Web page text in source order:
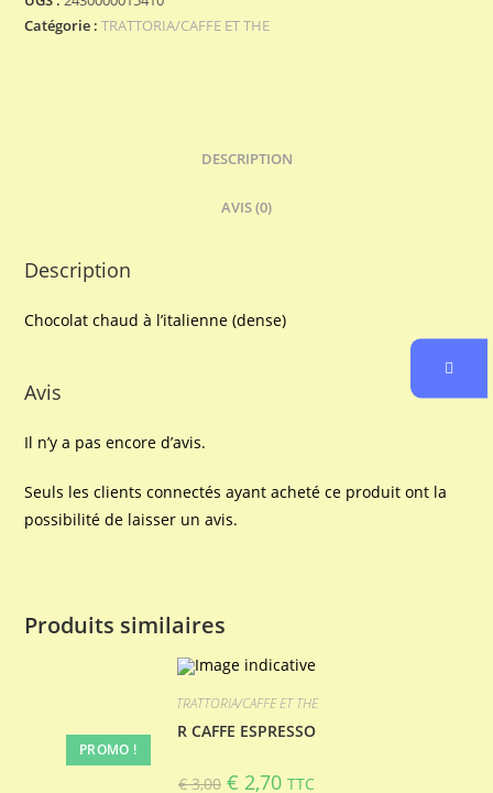
CALDA
Catégorie :TRATTORIA/CAFFE ET THE
DESCRIPTION
AVIS (0)
Description
Chocolat chaud à l’italienne (dense)
Avis
Il n’y a pas encore d’avis.
Seuls les clients connectés ayant acheté ce produit ont la
possibilité de laisser un avis.
Produits similaires
PROMO !
TRATTORIA/CAFFE ET THE
R CAFFE ESPRESSO
€3,00 Le
€ 2,70LeTTC